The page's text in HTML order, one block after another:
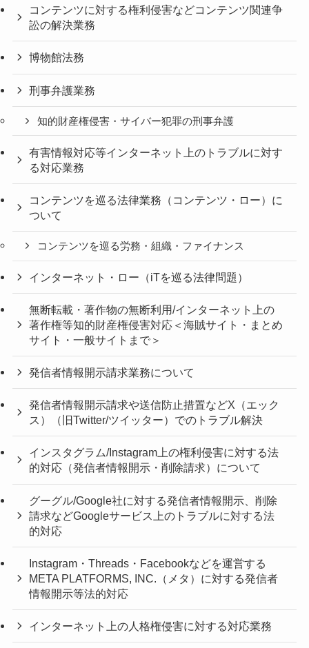
コンテンツに対する権利侵害などコンテンツ関連争
訟の解決業務
博物館法務
刑事弁護業務
知的財産権侵害・サイバー犯罪の刑事弁護
有害情報対応等インターネット上のトラブルに対す
る対応業務
コンテンツを巡る法律業務（コンテンツ・ロー）に
ついて
コンテンツを巡る労務・組織・ファイナンス
インターネット・ロー（iTを巡る法律問題）
無断転載・著作物の無断利用/インターネット上の
著作権等知的財産権侵害対応＜海賊サイト・まとめ
サイト・一般サイトまで＞
発信者情報開示請求業務について
発信者情報開示請求や送信防止措置などX（エック
ス）（旧Twitter/ツイッター）でのトラブル解決
インスタグラム/Instagram上の権利侵害に対する法
的対応（発信者情報開示・削除請求）について
グーグル/Google社に対する発信者情報開示、削除
請求などGoogleサービス上のトラブルに対する法
的対応
Instagram・Threads・Facebookなどを運営する
META PLATFORMS, INC.（メタ）に対する発信者
情報開示等法的対応
インターネット上の人格権侵害に対する対応業務